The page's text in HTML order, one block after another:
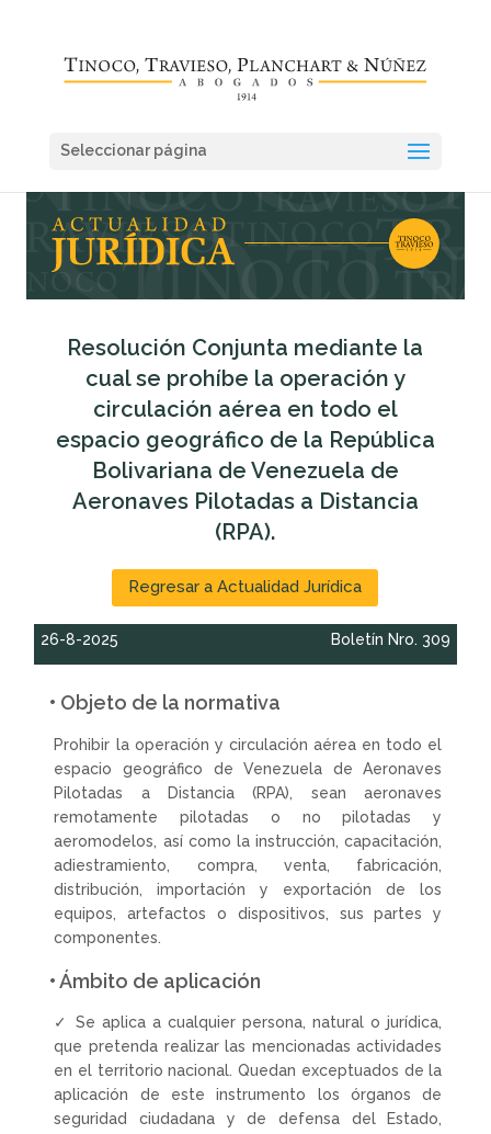
Seleccionar página
Resolución Conjunta mediante la
cual se prohíbe la operación y
circulación aérea en todo el
espacio geográfico de la República
Bolivariana de Venezuela de
Aeronaves Pilotadas a Distancia
(RPA).
Regresar a Actualidad Jurídica
26-8-2025 Boletín Nro. 309
• Objeto de la normativa
Prohibir la operación y circulación aérea en todo el
espacio geográfico de Venezuela de Aeronaves
Pilotadas a Distancia (RPA), sean aeronaves
remotamente pilotadas o no pilotadas y
aeromodelos, así como la instrucción, capacitación,
adiestramiento, compra, venta, fabricación,
distribución, importación y exportación de los
equipos, artefactos o dispositivos, sus partes y
componentes.
• Ámbito de aplicación
✓ Se aplica a cualquier persona, natural o jurídica,
que pretenda realizar las mencionadas actividades
en el territorio nacional. Quedan exceptuados de la
aplicación de este instrumento los órganos de
seguridad ciudadana y de defensa del Estado,